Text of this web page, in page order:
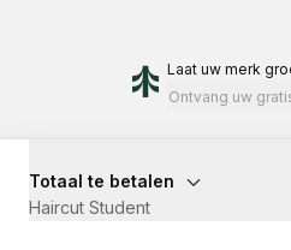
Laat uw merk
Ontvang uw
Totaal te betalen
Haircut Student